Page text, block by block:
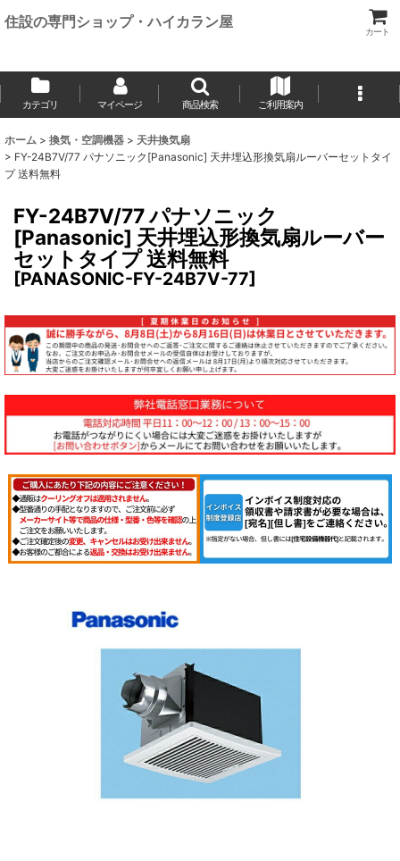
住設の専門ショップ・ハイカラン屋
カート
カテゴリ マイページ 商品検索 ご利用案内
ホーム > 換気・空調機器 > 天井換気扇
> FY-24B7V/77 パナソニック[Panasonic] 天井埋込形換気扇ルーバーセットタイ
プ 送料無料
FY-24B7V/77 パナソニック
[Panasonic] 天井埋込形換気扇ルーバー
セットタイプ 送料無料
[PANASONIC-FY-24B7V-77]